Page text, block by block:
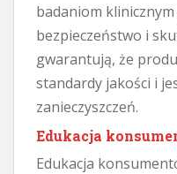
badaniom
bezpieczeństwo i
gwarantują, że
standardy jakości i
zanieczyszczeń.
Edukacja
Edukacja